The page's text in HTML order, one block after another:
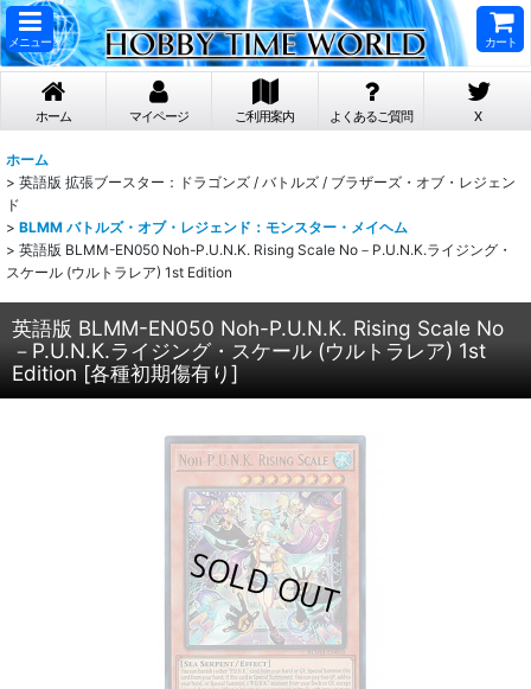
メニュー カート
ホーム マイページ ご利用案内 よくあるご質問 X
ホーム
> 英語版 拡張ブースター：ドラゴンズ / バトルズ / ブラザーズ・オブ・レジェン
ド
> BLMM バトルズ・オブ・レジェンド：モンスター・メイヘム
> 英語版 BLMM-EN050 Noh-P.U.N.K. Rising Scale No－P.U.N.K.ライジング・
スケール (ウルトラレア) 1st Edition
英語版 BLMM-EN050 Noh-P.U.N.K. Rising Scale No
－P.U.N.K.ライジング・スケール (ウルトラレア) 1st
Edition [各種初期傷有り]